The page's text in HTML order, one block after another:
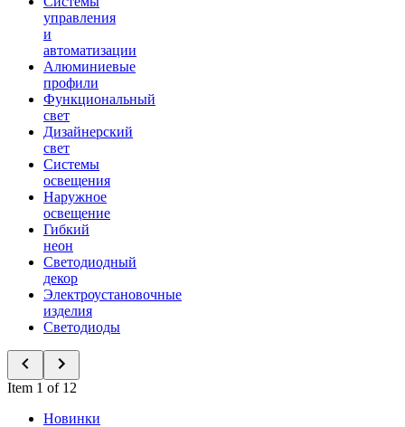
управления
и
автоматизации
Алюминиевые
профили
Функциональный
свет
Дизайнерский
свет
Системы
освещения
Наружное
освещение
Гибкий
неон
Светодиодный
декор
Электроустановочные
изделия
Светодиоды
Item 1 of 12
Новинки